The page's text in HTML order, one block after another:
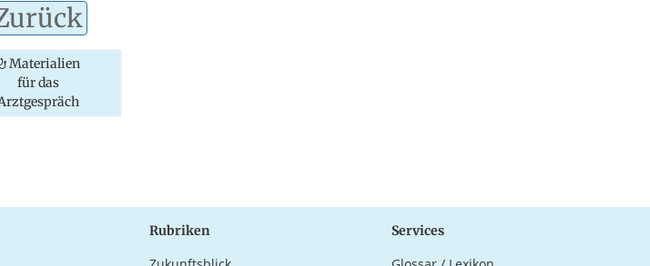
Materialien
für das
Rubriken Services